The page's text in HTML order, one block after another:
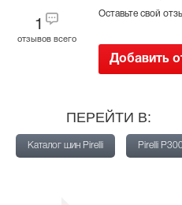
1
отзывов всего
Оставьте свой
Добавить
ПЕРЕЙТИ В:
Каталог шин Pirelli Pirelli